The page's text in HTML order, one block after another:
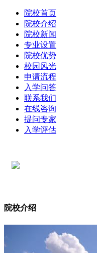
院校首页
院校介绍
院校新闻
专业设置
院校优势
校园风光
申请流程
入学问答
联系我们
在线咨询
提问专家
入学评估
院校介绍